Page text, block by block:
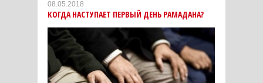
08.05.2018
КОГДА НАСТУПАЕТ ПЕРВЫЙ ДЕНЬ РАМАДАНА?